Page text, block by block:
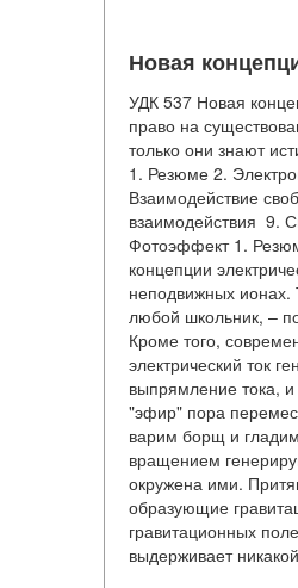
Новая
УДК 537 Новая
право на
только они знают
1. Резюме 2.
Взаимодействие
взаимодействия 9.
Фотоэффект 1.
концепции
неподвижных ионах.
любой школьник, –
Кроме того,
электрический ток
выпрямление тока,
"эфир" пора
варим борщ и
вращением
окружена ими.
образующие
гравитационных
выдерживает